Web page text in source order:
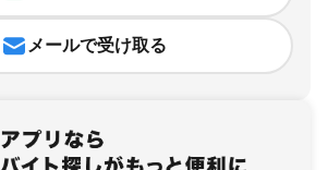
メールで受け取る